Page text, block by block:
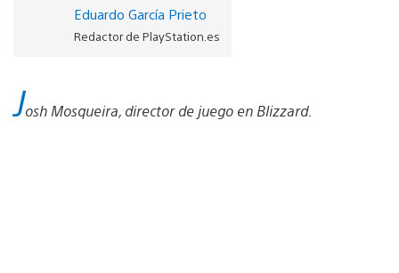
Eduardo García Prieto
Redactor de PlayStation.es
Josh Mosqueira, director de juego en Blizzard.